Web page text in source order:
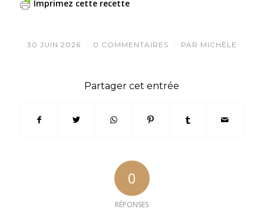
Imprimez cette recette
30 JUIN 2026
/ 0 COMMENTAIRES
/ PAR MICHÈLE
Partager cet entrée
0
RÉPONSES